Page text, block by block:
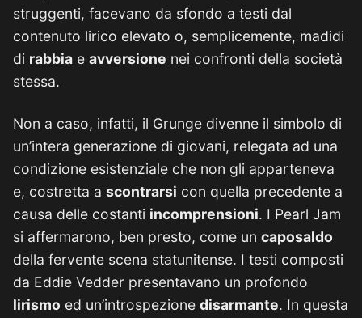
struggenti, facevano da sfondo a testi dal
contenuto lirico elevato o, semplicemente, madidi
di rabbia e avversione nei confronti della società
stessa.
Non a caso, infatti, il Grunge divenne il simbolo di
un’intera generazione di giovani, relegata ad una
condizione esistenziale che non gli apparteneva
e, costretta a scontrarsi con quella precedente a
causa delle costanti incomprensioni. I Pearl Jam
si affermarono, ben presto, come un caposaldo
della fervente scena statunitense. I testi composti
da Eddie Vedder presentavano un profondo
lirismo ed un’introspezione disarmante. In questa